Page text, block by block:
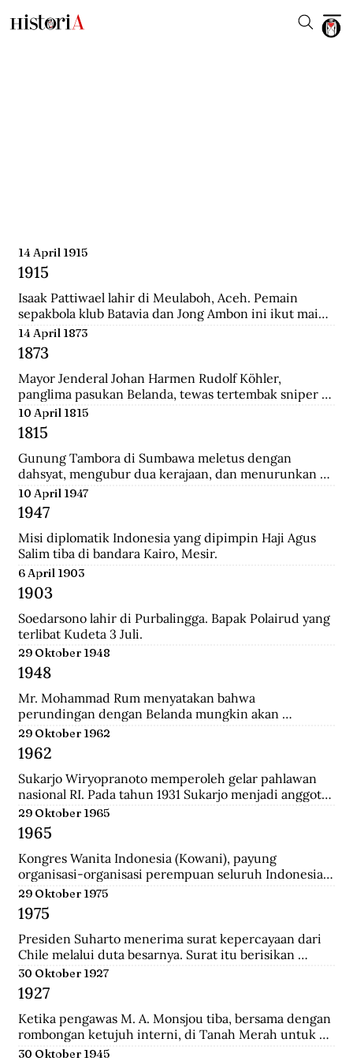
14 April 1915
1915
Isaak Pattiwael lahir di Meulaboh, Aceh. Pemain
sepakbola klub Batavia dan Jong Ambon ini ikut main
dalam Piala Dunia 1938 di Prancis.
14 April 1873
1873
Mayor Jenderal Johan Harmen Rudolf Köhler,
panglima pasukan Belanda, tewas tertembak sniper
Aceh di depan Masjid Raya Banda Aceh.
10 April 1815
1815
Gunung Tambora di Sumbawa meletus dengan
dahsyat, mengubur dua kerajaan, dan menurunkan
suhu global sehingga disebut tahun tanpa musim
panas.
10 April 1947
1947
Misi diplomatik Indonesia yang dipimpin Haji Agus
Salim tiba di bandara Kairo, Mesir.
6 April 1903
1903
Soedarsono lahir di Purbalingga. Bapak Polairud yang
terlibat Kudeta 3 Juli.
29 Oktober 1948
1948
Mr. Mohammad Rum menyatakan bahwa
perundingan dengan Belanda mungkin akan
dilanjutkan bulan depan, dan akan mendatangkan
kepastian.
29 Oktober 1962
1962
Sukarjo Wiryopranoto memperoleh gelar pahlawan
nasional RI. Pada tahun 1931 Sukarjo menjadi anggota
Volksraad bersama dr. Sutomo, ia mendirikan
Persatuan Bangsa Indonesia (PBI). Kemudia tahun
1936, pindah ke Partai Indonesia Raya (Parindra).
Seteleh kemerdekaan, Sukarjo pernah menduduki
jabatan Duta Besar Indonesia Republik Indonesia di
Vatikan, Duta Besar Luar Biasa di Italia.
29 Oktober 1965
1965
Kongres Wanita Indonesia (Kowani), payung
organisasi-organisasi perempuan seluruh Indonesia,
mengeluarkan Gerwani sebagai anggota.
29 Oktober 1975
1975
Presiden Suharto menerima surat kepercayaan dari
Chile melalui duta besarnya. Surat itu berisikan
adanya hubungan diplomatik antara Indonesia-CHile.
30 Oktober 1927
1927
Ketika pengawas M. A. Monsjou tiba, bersama dengan
rombongan ketujuh interni, di Tanah Merah untuk
menggantikan Kapten Becking sebagai penguasa
30 Oktober 1945